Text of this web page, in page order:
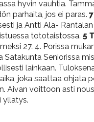
hyvin vauhtia.
parhaita, jos ei paras. 7
ja Antti Ala-
tototaistossa. 5
27. 4. Porissa
Satakunta Seniorissa
lainkaan.
joka saattaa ohjata
Aivan voittoon asti
yllätys.